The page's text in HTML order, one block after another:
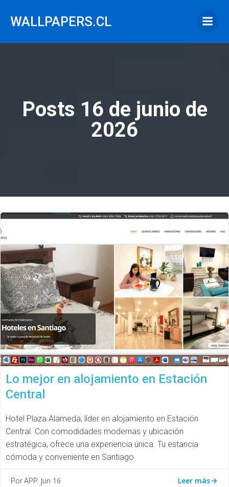
WALLPAPERS.CL
Posts 16 de junio de
2026
Lo mejor en alojamiento en Estación
Central
Hotel Plaza Alameda, líder en alojamiento en Estación
Central. Con comodidades modernas y ubicación
estratégica, ofrece una experiencia única. Tu estancia
cómoda y conveniente en Santiago
Por APP. Jun 16 Leer más